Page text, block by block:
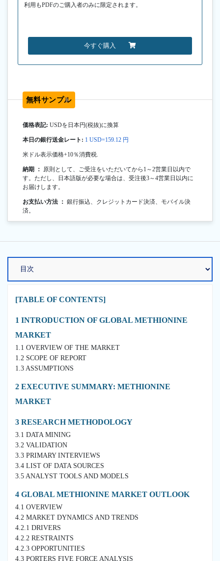
利用もPDFのご購入者のみに限定されます。
今すぐ購入
無料サンプル
価格表記: USDを日本円(税抜)に換算
本日の銀行送金レート: 1 USD=159.12 円
米ドル表示価格+10％消費税.
納期 ： 原則として、ご受注をいただいてから1～2営業日以内で
す。ただし、日本語版が必要な場合は、受注後3～4営業日以内に
お届けします。
お支払い方法 ： 銀行振込、クレジットカード決済、モバイル決
済。
[TABLE OF CONTENTS]
1 INTRODUCTION OF GLOBAL METHIONINE
MARKET
1.1 OVERVIEW OF THE MARKET
1.2 SCOPE OF REPORT
1.3 ASSUMPTIONS
2 EXECUTIVE SUMMARY: METHIONINE
MARKET
3 RESEARCH METHODOLOGY
3.1 DATA MINING
3.2 VALIDATION
3.3 PRIMARY INTERVIEWS
3.4 LIST OF DATA SOURCES
3.5 ANALYST TOOLS AND MODELS
4 GLOBAL METHIONINE MARKET OUTLOOK
4.1 OVERVIEW
4.2 MARKET DYNAMICS AND TRENDS
4.2.1 DRIVERS
4.2.2 RESTRAINTS
4.2.3 OPPORTUNITIES
4.3 PORTERS FIVE FORCE ANALYSIS